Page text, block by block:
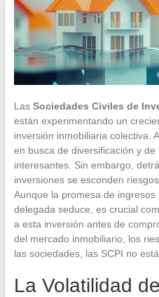
Las Sociedades Civiles de
están experimentando un
inversión inmobiliaria colectiva.
en busca de diversificación y
interesantes. Sin embargo,
inversiones se esconden
Aunque la promesa de
delegada seduce, es crucial
a esta inversión antes de
del mercado inmobiliario, los
las sociedades, las SCPI no
La Volatilidad